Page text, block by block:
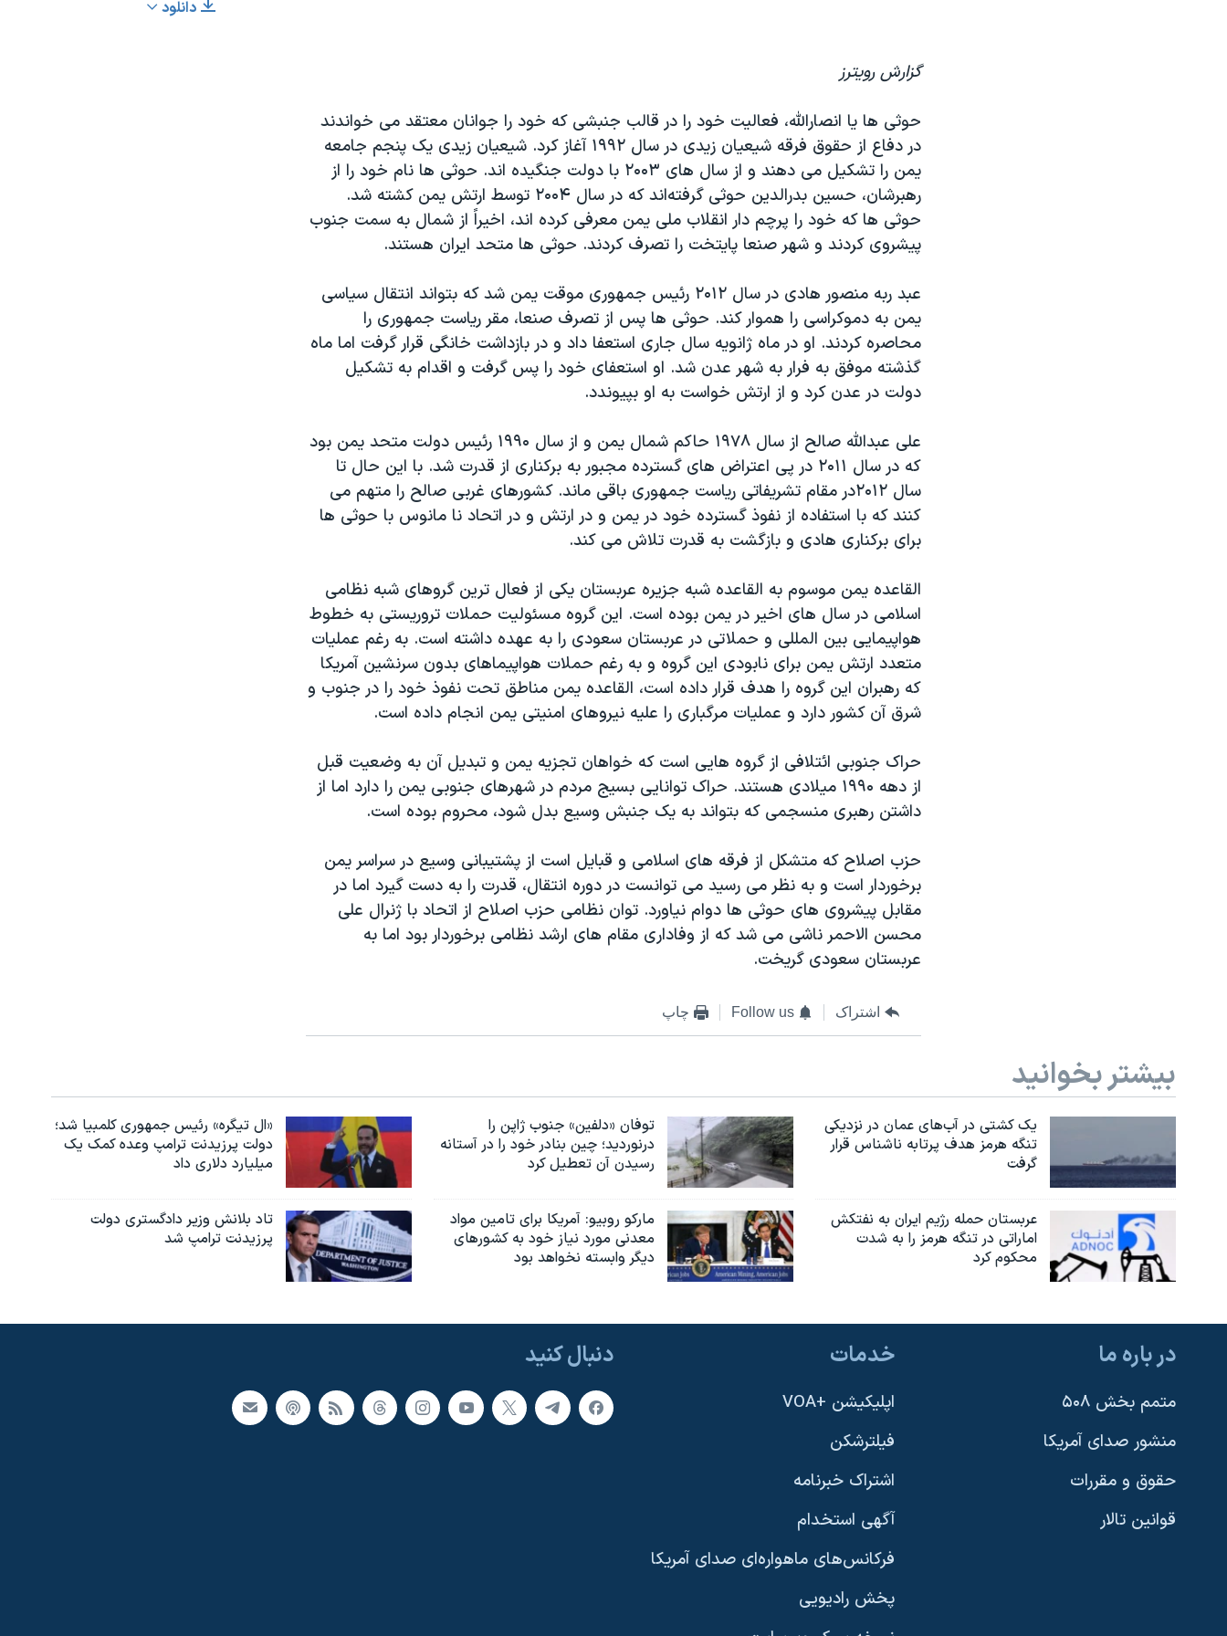
اشتراکدانلود
گزارش رویترز
حوثی ها یا انصارالله، فعالیت خود را در قالب جنبشی که خود را جوانان معتقد می خواندند
در دفاع از حقوق فرقه شیعیان زیدی در سال ۱۹۹۲ آغاز کرد. شیعیان زیدی یک پنجم جامعه
یمن را تشکیل می دهند و از سال های ۲۰۰۳ با دولت جنگیده اند. حوثی ها نام خود را از
رهبرشان، حسین بدرالدین حوثی گرفته‌اند که در سال ۲۰۰۴ توسط ارتش یمن کشته شد.
حوثی ها که خود را پرچم دار انقلاب ملی یمن معرفی کرده اند، اخیراً از شمال به سمت جنوب
پیشروی کردند و شهر صنعا پایتخت را تصرف کردند. حوثی ها متحد ایران هستند.
عبد ربه منصور هادی در سال ۲۰۱۲ رئیس جمهوری موقت یمن شد که بتواند انتقال سیاسی
یمن به دموکراسی را هموار کند. حوثی ها پس از تصرف صنعا، مقر ریاست جمهوری را
محاصره کردند. او در ماه ژانویه سال جاری استعفا داد و در بازداشت خانگی قرار گرفت اما ماه
گذشته موفق به فرار به شهر عدن شد. او استعفای خود را پس گرفت و اقدام به تشکیل
دولت در عدن کرد و از ارتش خواست به او بپیوندد.
علی عبدالله صالح از سال ۱۹۷۸ حاکم شمال یمن و از سال ۱۹۹۰ رئیس دولت متحد یمن بود
که در سال ۲۰۱۱ در پی اعتراض های گسترده مجبور به برکناری از قدرت شد. با این حال تا
سال ۲۰۱۲در مقام تشریفاتی ریاست جمهوری باقی ماند. کشورهای غربی صالح را متهم می
کنند که با استفاده از نفوذ گسترده خود در یمن و در ارتش و در اتحاد نا مانوس با حوثی ها
برای برکناری هادی و بازگشت به قدرت تلاش می کند.
القاعده یمن موسوم به القاعده شبه جزیره عربستان یکی از فعال ترین گروهای شبه نظامی
اسلامی در سال های اخیر در یمن بوده است. این گروه مسئولیت حملات تروریستی به خطوط
هواپیمایی بین المللی و حملاتی در عربستان سعودی را به عهده داشته است. به رغم عملیات
متعدد ارتش یمن برای نابودی این گروه و به رغم حملات هواپیماهای بدون سرنشین آمریکا
که رهبران این گروه را هدف قرار داده است، القاعده یمن مناطق تحت نفوذ خود را در جنوب و
شرق آن کشور دارد و عملیات مرگباری را علیه نیروهای امنیتی یمن انجام داده است.
حراک جنوبی ائتلافی از گروه هایی است که خواهان تجزیه یمن و تبدیل آن به وضعیت قبل
از دهه ۱۹۹۰ میلادی هستند. حراک توانایی بسیج مردم در شهرهای جنوبی یمن را دارد اما از
داشتن رهبری منسجمی که بتواند به یک جنبش وسیع بدل شود، محروم بوده است.
حزب اصلاح که متشکل از فرقه های اسلامی و قبایل است از پشتیبانی وسیع در سراسر یمن
برخوردار است و به نظر می رسید می توانست در دوره انتقال، قدرت را به دست گیرد اما در
مقابل پیشروی های حوثی ها دوام نیاورد. توان نظامی حزب اصلاح از اتحاد با ژنرال علی
محسن الاحمر ناشی می شد که از وفاداری مقام های ارشد نظامی برخوردار بود اما به
عربستان سعودی گریخت.
اشتراک Follow us چاپ
بیشتر بخوانید
یک کشتی در آب‌های عمان در نزدیکی
تنگه هرمز هدف پرتابه ناشناس قرار
گرفت
توفان «دلفین» جنوب ژاپن را
درنوردید؛ چین بنادر خود را در آستانه
رسیدن آن تعطیل کرد
«ال تیگره» رئیس جمهوری کلمبیا شد؛
دولت پرزیدنت ترامپ وعده کمک یک
میلیارد دلاری داد
عربستان حمله رژیم ایران به نفتکش
اماراتی در تنگه هرمز را به‌ شدت
محکوم کرد
مارکو روبیو: آمریکا برای تامین مواد
معدنی مورد نیاز خود به کشورهای
دیگر وابسته نخواهد بود
تاد بلانش وزیر دادگستری دولت
پرزیدنت ترامپ شد
دنبال کنید در باره ما
متمم بخش ۵۰۸
منشور صدای آمریکا
حقوق و مقررات
قوانین تالار
خدمات
اپلیکیشن +VOA
فیلترشکن
اشتراک خبرنامه
آگهی استخدام
فرکانس‌های ماهواره‌ای صدای آمریکا
پخش رادیویی